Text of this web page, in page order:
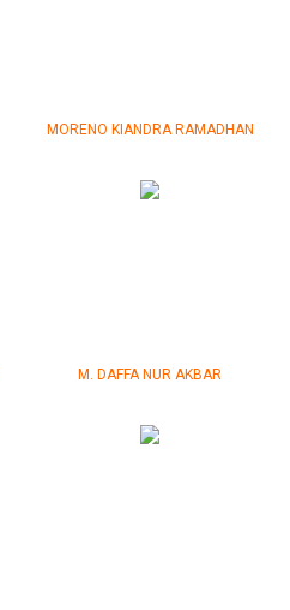
MORENO KIANDRA RAMADHAN
M. DAFFA NUR AKBAR